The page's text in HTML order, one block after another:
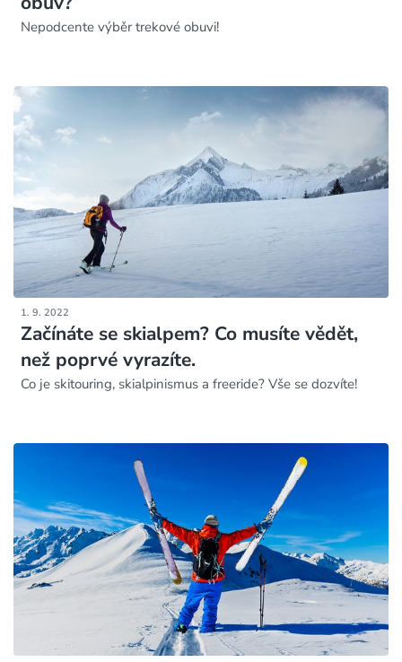
Nepodcente výběr trekové obuvi!
1. 9. 2022
Začínáte se skialpem? Co musíte vědět,
než poprvé vyrazíte.
Co je skitouring, skialpinismus a freeride? Vše se dozvíte!